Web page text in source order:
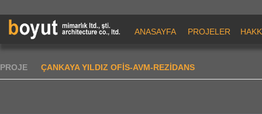
ANASAYFA PROJELER
PROJE ÇANKAYA YILDIZ OFİS-AVM-REZİDANS